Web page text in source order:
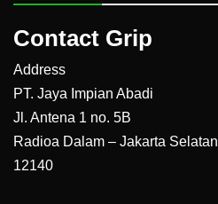
Contact Grip
Address
PT. Jaya Impian Abadi
Jl. Antena 1 no. 5B
Radioa Dalam – Jakarta Selatan
12140